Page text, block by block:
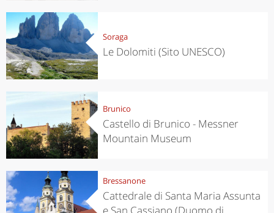
Soraga
Le Dolomiti (Sito UNESCO)
Brunico
Castello di Brunico - Messner
Mountain Museum
Bressanone
Cattedrale di Santa Maria Assunta